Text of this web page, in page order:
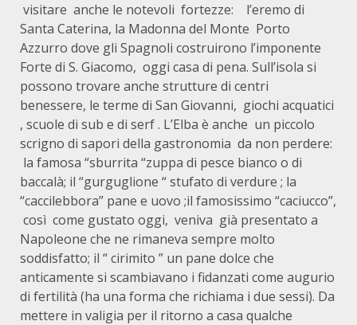
visitare anche le notevoli fortezze: l’eremo di
Santa Caterina, la Madonna del Monte Porto
Azzurro dove gli Spagnoli costruirono l’imponente
Forte di S. Giacomo, oggi casa di pena. Sull’isola si
possono trovare anche strutture di centri
benessere, le terme di San Giovanni, giochi acquatici
, scuole di sub e di serf . L’Elba è anche un piccolo
scrigno di sapori della gastronomia da non perdere:
la famosa “sburrita “zuppa di pesce bianco o di
baccalà; il “gurguglione “ stufato di verdure ; la
“caccilebbora” pane e uovo ;il famosissimo “caciucco”,
così come gustato oggi, veniva già presentato a
Napoleone che ne rimaneva sempre molto
soddisfatto; il “ cirimito ” un pane dolce che
anticamente si scambiavano i fidanzati come augurio
di fertilità (ha una forma che richiama i due sessi). Da
mettere in valigia per il ritorno a casa qualche